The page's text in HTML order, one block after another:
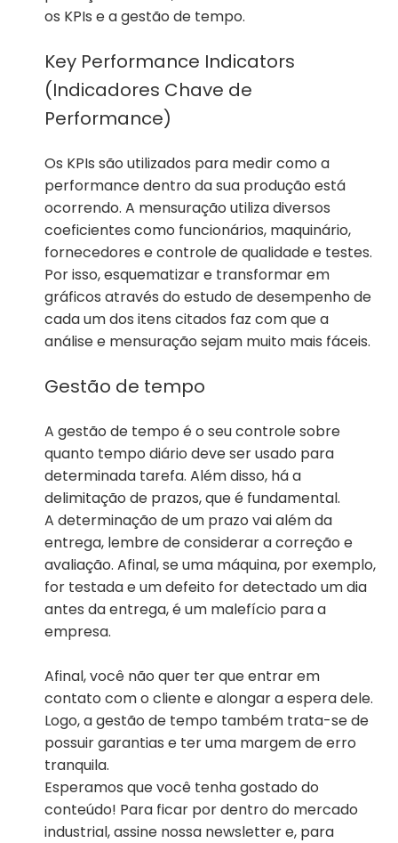
os KPIs e a gestão de tempo.
Key Performance Indicators
(Indicadores Chave de
Performance)
Os KPIs são utilizados para medir como a
performance dentro da sua produção está
ocorrendo. A mensuração utiliza diversos
coeficientes como funcionários, maquinário,
fornecedores e controle de qualidade e testes.
Por isso, esquematizar e transformar em
gráficos através do estudo de desempenho de
cada um dos itens citados faz com que a
análise e mensuração sejam muito mais fáceis.
Gestão de tempo
A gestão de tempo é o seu controle sobre
quanto tempo diário deve ser usado para
determinada tarefa. Além disso, há a
delimitação de prazos, que é fundamental.
A determinação de um prazo vai além da
entrega, lembre de considerar a correção e
avaliação. Afinal, se uma máquina, por exemplo,
for testada e um defeito for detectado um dia
antes da entrega, é um malefício para a
empresa.
Afinal, você não quer ter que entrar em
contato com o cliente e alongar a espera dele.
Logo, a gestão de tempo também trata-se de
possuir garantias e ter uma margem de erro
tranquila.
Esperamos que você tenha gostado do
conteúdo! Para ficar por dentro do mercado
industrial, assine nossa newsletter e, para